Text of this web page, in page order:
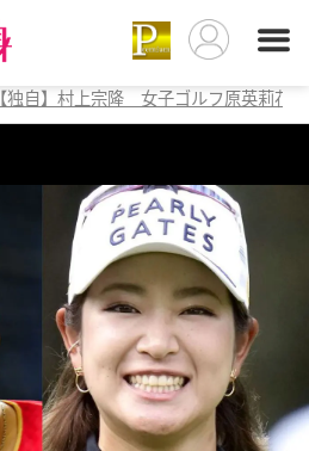
【独自】村上宗隆 女子ゴルフ原英莉花